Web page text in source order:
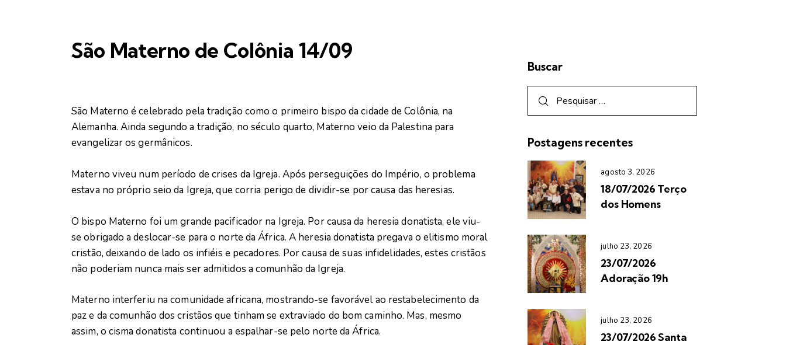
São Materno de Colônia 14/09
São Materno é celebrado pela tradição como o primeiro bispo da cidade de Colônia, na
Alemanha. Ainda segundo a tradição, no século quarto, Materno veio da Palestina para
evangelizar os germânicos.
Materno viveu num período de crises da Igreja. Após perseguições do Império, o problema
estava no próprio seio da Igreja, que corria perigo de dividir-se por causa das heresias.
O bispo Materno foi um grande pacificador na Igreja. Por causa da heresia donatista, ele viu-
se obrigado a deslocar-se para o norte da África. A heresia donatista pregava o elitismo moral
cristão, deixando de lado os infiéis e pecadores. Por causa de suas infidelidades, estes cristãos
não poderiam nunca mais ser admitidos a comunhão da Igreja.
Materno interferiu na comunidade africana, mostrando-se favorável ao restabelecimento da
paz e da comunhão dos cristãos que tinham se extraviado do bom caminho. Mas, mesmo
assim, o cisma donatista continuou a espalhar-se pelo norte da África.
Buscar
Postagens recentes
agosto 3, 2026
18/07/2026 Terço
dos Homens
julho 23, 2026
23/07/2026
Adoração 19h
julho 23, 2026
23/07/2026 Santa